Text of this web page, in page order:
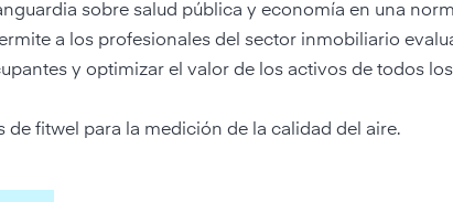
sobre salud pública y economía en una
a los profesionales del sector inmobiliario
y optimizar el valor de los activos de todos
de fitwel para la medición de la calidad del aire.